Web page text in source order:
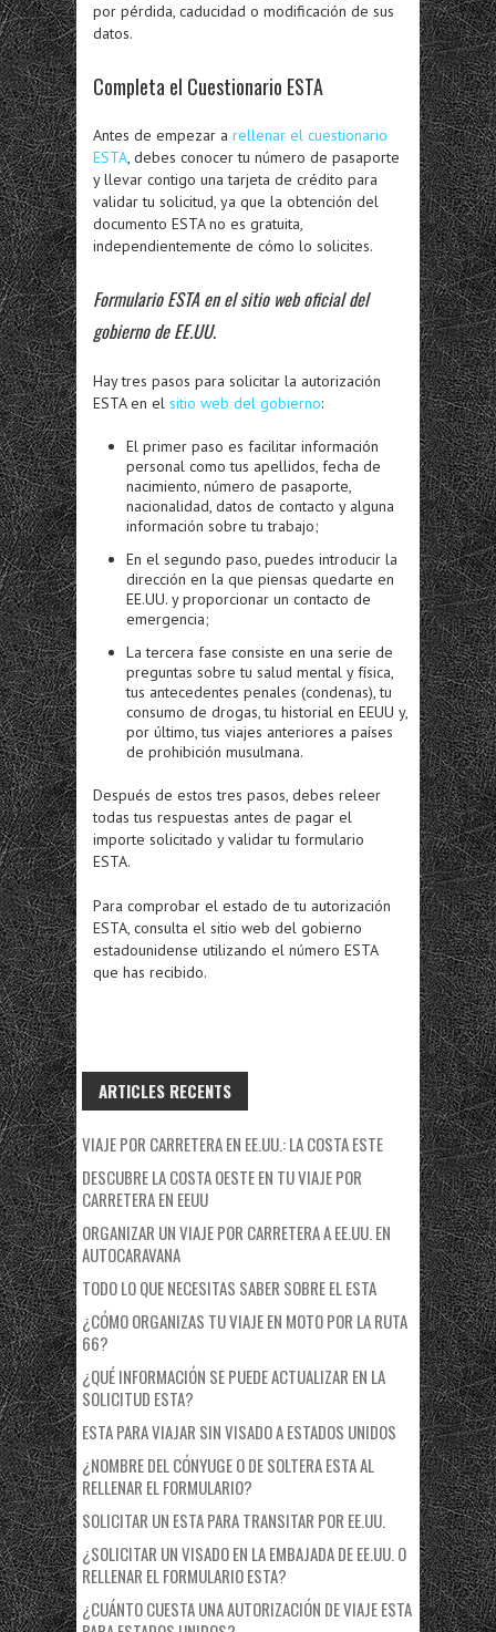
por pérdida, caducidad o modificación de sus
datos.
Completa el Cuestionario ESTA
Antes de empezar a rellenar el cuestionario
ESTA, debes conocer tu número de pasaporte
y llevar contigo una tarjeta de crédito para
validar tu solicitud, ya que la obtención del
documento ESTA no es gratuita,
independientemente de cómo lo solicites.
Formulario ESTA en el sitio web oficial del
gobierno de EE.UU.
Hay tres pasos para solicitar la autorización
ESTA en el sitio web del gobierno:
El primer paso es facilitar información
personal como tus apellidos, fecha de
nacimiento, número de pasaporte,
nacionalidad, datos de contacto y alguna
información sobre tu trabajo;
En el segundo paso, puedes introducir la
dirección en la que piensas quedarte en
EE.UU. y proporcionar un contacto de
emergencia;
La tercera fase consiste en una serie de
preguntas sobre tu salud mental y física,
tus antecedentes penales (condenas), tu
consumo de drogas, tu historial en EEUU y,
por último, tus viajes anteriores a países
de prohibición musulmana.
Después de estos tres pasos, debes releer
todas tus respuestas antes de pagar el
importe solicitado y validar tu formulario
ESTA.
Para comprobar el estado de tu autorización
ESTA, consulta el sitio web del gobierno
estadounidense utilizando el número ESTA
que has recibido.
ARTICLES RECENTS
VIAJE POR CARRETERA EN EE.UU.: LA COSTA ESTE
DESCUBRE LA COSTA OESTE EN TU VIAJE POR
CARRETERA EN EEUU
ORGANIZAR UN VIAJE POR CARRETERA A EE.UU. EN
AUTOCARAVANA
TODO LO QUE NECESITAS SABER SOBRE EL ESTA
¿CÓMO ORGANIZAS TU VIAJE EN MOTO POR LA RUTA
66?
¿QUÉ INFORMACIÓN SE PUEDE ACTUALIZAR EN LA
SOLICITUD ESTA?
ESTA PARA VIAJAR SIN VISADO A ESTADOS UNIDOS
¿NOMBRE DEL CÓNYUGE O DE SOLTERA ESTA AL
RELLENAR EL FORMULARIO?
SOLICITAR UN ESTA PARA TRANSITAR POR EE.UU.
¿SOLICITAR UN VISADO EN LA EMBAJADA DE EE.UU. O
RELLENAR EL FORMULARIO ESTA?
¿CUÁNTO CUESTA UNA AUTORIZACIÓN DE VIAJE ESTA